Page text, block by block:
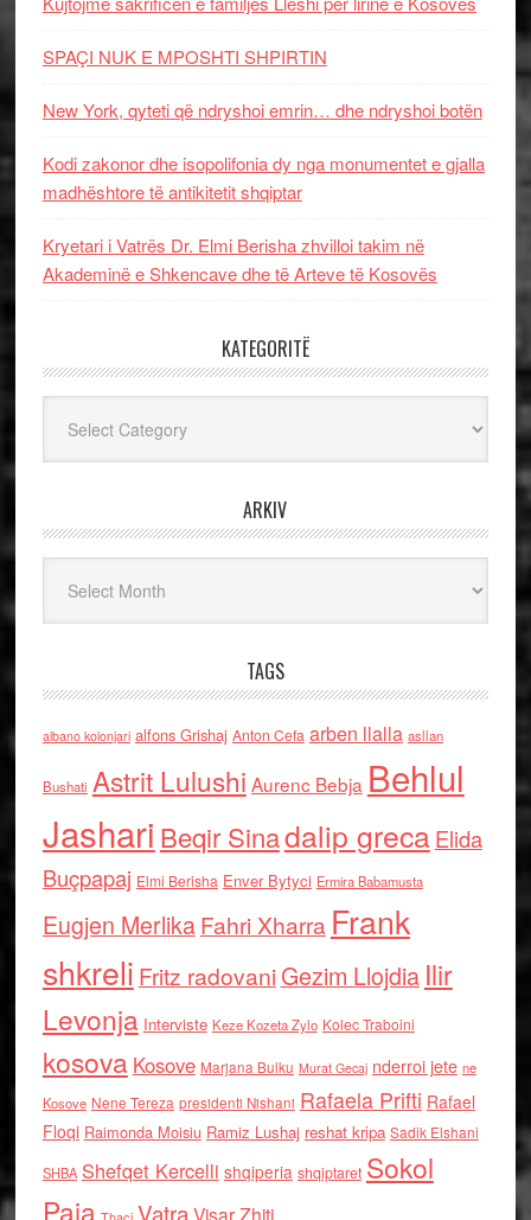
SPAÇI NUK E MPOSHTI SHPIRTIN
New York, qyteti që ndryshoi emrin… dhe ndryshoi botën
Kodi zakonor dhe isopolifonia dy nga monumentet e gjalla
madhështore të antikitetit shqiptar
Kryetari i Vatrës Dr. Elmi Berisha zhvilloi takim në
Akademinë e Shkencave dhe të Arteve të Kosovës
KATEGORITË
ARKIV
TAGS
albano kolonjari alfons Grishaj Anton Cefa arben llalla asllan
Bushati Astrit Lulushi Aurenc Bebja Behlul
Jashari Beqir Sinadalip grecaElida
Buçpapaj Elmi Berisha Enver Bytyci Ermira Babamusta
Eugjen MerlikaFahri Xharra Frank
shkreli Fritz radovaniGezim Llojdia Ilir
Levonja Interviste Keze Kozeta Zylo Kolec Traboini
kosova Kosove Marjana Bulku Murat Gecaj nderroi jete ne
Kosove Nene Tereza presidenti Nishani Rafaela Prifti Rafael
Floqi Raimonda Moisiu Ramiz Lushaj reshat kripa Sadik Elshani
SHBA Shefqet Kercelli shqiperia shqiptaret Sokol
Paja
Vatra Visar Zhiti